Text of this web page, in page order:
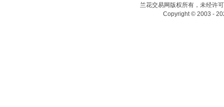
兰花交易网版权所有，未经许
Copyright © 2003 -